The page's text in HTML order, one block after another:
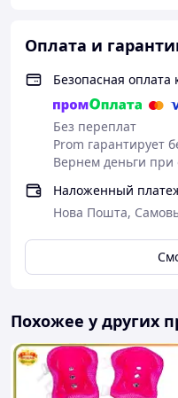
Оплата и
Безопасная оплата
Без переплат
Prom гарантирует
Вернем деньги при
Наложенный
Нова Пошта,
Похожее у других